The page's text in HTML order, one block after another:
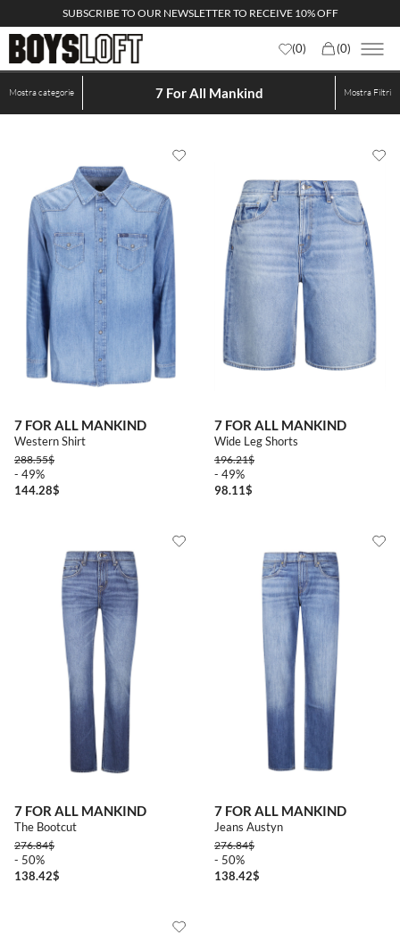
SUBSCRIBE TO OUR NEWSLETTER TO RECEIVE 10% OFF
(0) (0)
Mostra categorie 7 For All Mankind Mostra Filtri
7 FOR ALL MANKIND
Western Shirt
288.55$
- 49%
144.28$
7 FOR ALL MANKIND
Wide Leg Shorts
196.21$
- 49%
98.11$
7 FOR ALL MANKIND
The Bootcut
276.84$
- 50%
138.42$
7 FOR ALL MANKIND
Jeans Austyn
276.84$
- 50%
138.42$